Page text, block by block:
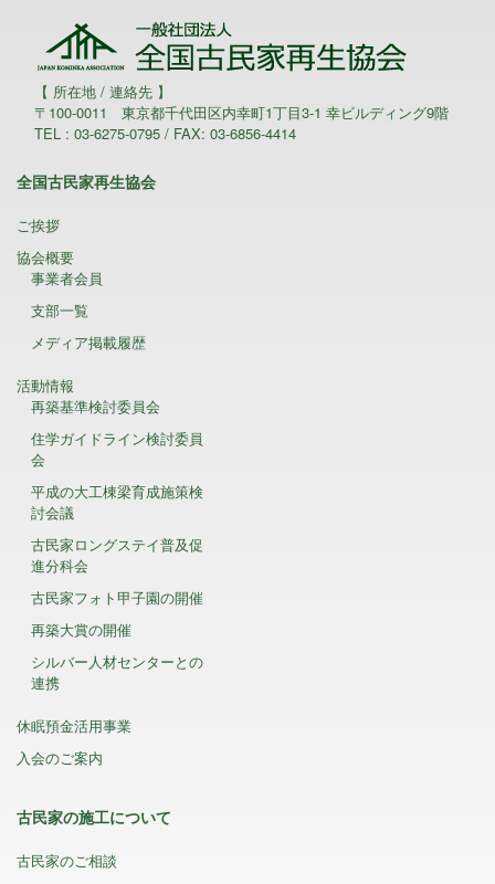
【 所在地 / 連絡先 】
〒100-0011 東京都千代田区内幸町1丁目3-1 幸ビルディング9階
TEL : 03-6275-0795 / FAX: 03-6856-4414
全国古民家再生協会
ご挨拶
協会概要
事業者会員
支部一覧
メディア掲載履歴
活動情報
再築基準検討委員会
住学ガイドライン検討委員
会
平成の大工棟梁育成施策検
討会議
古民家ロングステイ普及促
進分科会
古民家フォト甲子園の開催
再築大賞の開催
シルバー人材センターとの
連携
休眠預金活用事業
入会のご案内
古民家の施工について
古民家のご相談